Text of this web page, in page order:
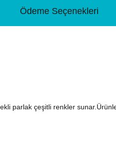
Ödeme Seçenekleri
parlak çeşitli renkler